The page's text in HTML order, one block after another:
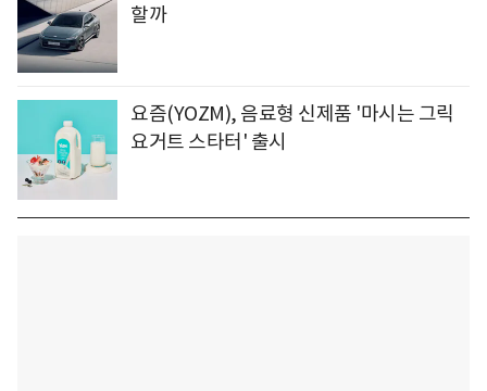
할까
요즘(YOZM), 음료형 신제품 '마시는 그릭
요거트 스타터' 출시